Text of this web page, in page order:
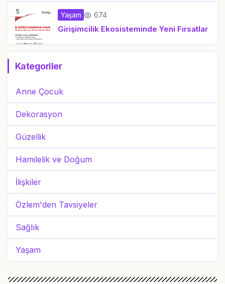
5 Yaşam 674
Girişimcilik Ekosisteminde Yeni Fırsatlar
Kategoriler
Anne Çocuk
Dekorasyon
Güzellik
Hamilelik ve Doğum
İlişkiler
Özlem'den Tavsiyeler
Sağlık
Yaşam